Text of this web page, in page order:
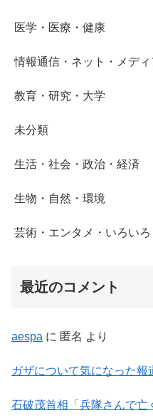
医学・医療・健康
情報通信・ネット・メディ
教育・研究・大学
未分類
生活・社会・政治・経済
生物・自然・環境
芸術・エンタメ・いろいろ
最近のコメント
aespa に 匿名 より
ガザについて気になった報
石破茂首相「兵隊さんで